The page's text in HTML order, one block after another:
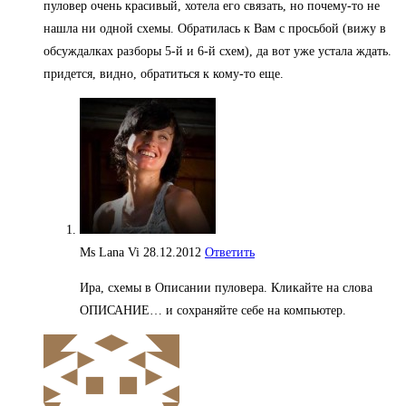
пуловер очень красивый, хотела его связать, но почему-то не
нашла ни одной схемы. Обратилась к Вам с просьбой (вижу в
обсуждалках разборы 5-й и 6-й схем), да вот уже устала ждать.
придется, видно, обратиться к кому-то еще.
Ms Lana Vi 28.12.2012 Ответить
Ира, схемы в Описании пуловера. Кликайте на слова
ОПИСАНИЕ… и сохраняйте себе на компьютер.